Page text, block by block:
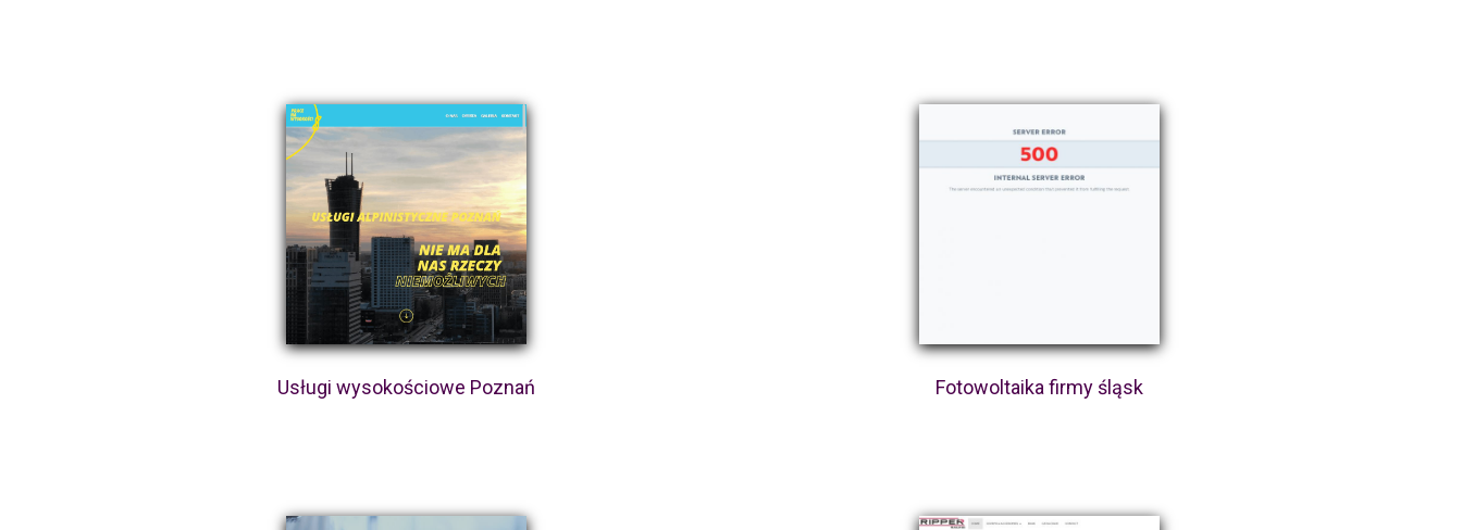
Usługi wysokościowe Poznań Fotowoltaika firmy śląsk